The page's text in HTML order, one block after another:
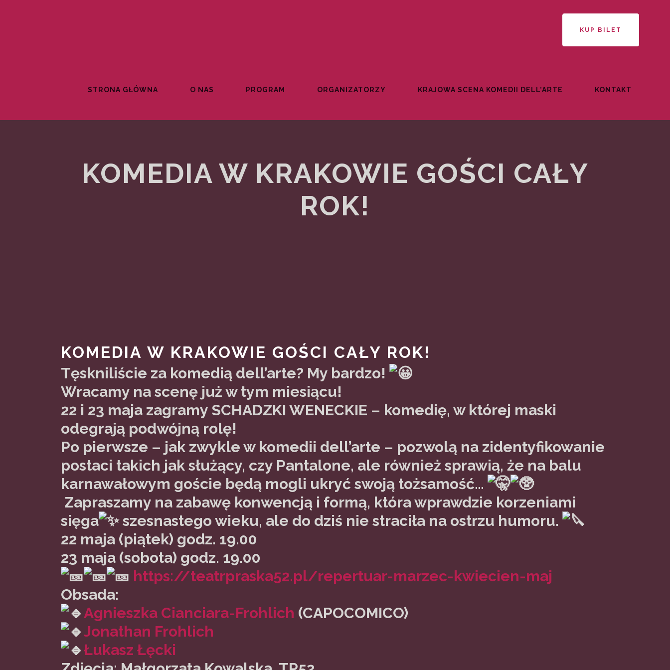
KUP BILET
STRONA GŁÓWNA O NAS PROGRAM ORGANIZATORZY KRAJOWA SCENA KOMEDII DELL’ARTE KONTAKT
KOMEDIA W KRAKOWIE GOŚCI CAŁY
ROK!
KOMEDIA W KRAKOWIE GOŚCI CAŁY ROK!
Tęskniliście za komedią dell’arte? My bardzo!
Wracamy na scenę już w tym miesiącu!
22 i 23 maja zagramy SCHADZKI WENECKIE – komedię, w której maski
odegrają podwójną rolę!
Po pierwsze – jak zwykle w komedii dell’arte – pozwolą na zidentyfikowanie
postaci takich jak służący, czy Pantalone, ale również sprawią, że na balu
karnawałowym goście będą mogli ukryć swoją tożsamość…
Zapraszamy na zabawę konwencją i formą, która wprawdzie korzeniami
sięga
szesnastego wieku, ale do dziś nie straciła na ostrzu humoru.
22 maja (piątek) godz. 19.00
23 maja (sobota) godz. 19.00
https://teatrpraska52.pl/repertuar-marzec-kwiecien-maj
Obsada:
Agnieszka Cianciara-Frohlich (CAPOCOMICO)
Jonathan Frohlich
Łukasz Łęcki